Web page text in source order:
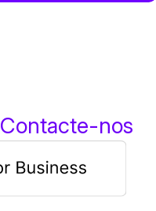
Contacte-nos